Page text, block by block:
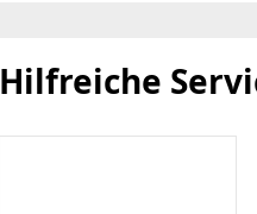
Hilfreiche